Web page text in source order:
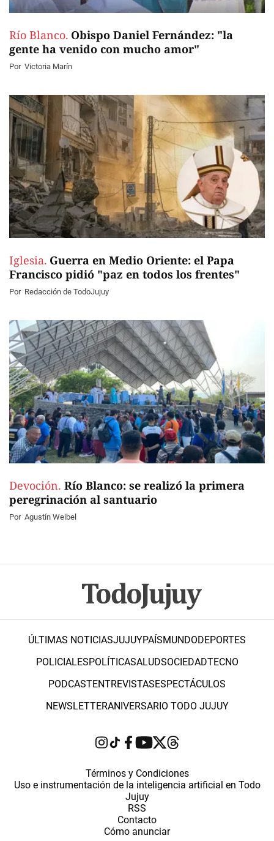
Río Blanco. Obispo Daniel Fernández: "la
gente ha venido con mucho amor"
Por Victoria Marín
Iglesia. Guerra en Medio Oriente: el Papa
Francisco pidió "paz en todos los frentes"
Por Redacción de TodoJujuy
Devoción. Río Blanco: se realizó la primera
peregrinación al santuario
Por Agustín Weibel
ÚLTIMAS NOTICIASJUJUYPAÍSMUNDODEPORTES
POLICIALESPOLÍTICASALUDSOCIEDADTECNO
PODCASTENTREVISTASESPECTÁCULOS
NEWSLETTERANIVERSARIO TODO JUJUY
Términos y Condiciones
Uso e instrumentación de la inteligencia artificial en Todo
Jujuy
RSS
Contacto
Cómo anunciar